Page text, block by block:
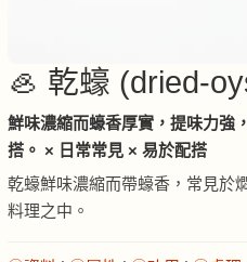
🦪 乾蠔 (dried-
鮮味濃縮而蠔香厚實，提味力強
搭。 × 日常常見 × 易於配搭
乾蠔鮮味濃縮而帶蠔香，常見於
料理之中。